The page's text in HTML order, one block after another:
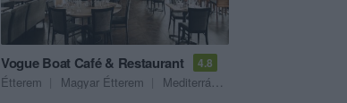
Vogue Boat Café & Restaurant 4.8
Étterem Magyar Étterem Mediterrán Étterem